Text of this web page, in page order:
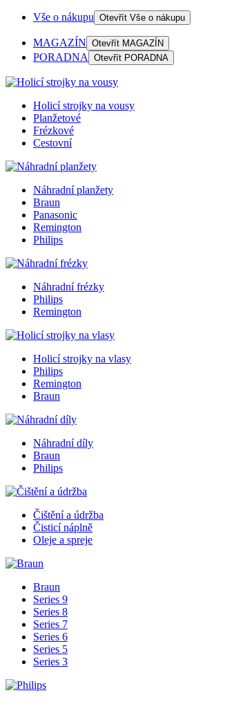
Vše o nákupu Otevřít Vše o nákupu
MAGAZÍN Otevřít MAGAZÍN
PORADNA Otevřít PORADNA
Holicí strojky na vousy
Planžetové
Frézkové
Cestovní
Náhradní planžety
Braun
Panasonic
Remington
Philips
Náhradní frézky
Philips
Remington
Holicí strojky na vlasy
Philips
Remington
Braun
Náhradní díly
Braun
Philips
Čištění a údržba
Čisticí náplně
Oleje a spreje
Braun
Series 9
Series 8
Series 7
Series 6
Series 5
Series 3